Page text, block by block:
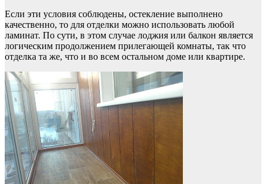
Если эти условия соблюдены, остекление выполнено
качественно, то для отделки можно использовать любой
ламинат. По сути, в этом случае лоджия или балкон является
логическим продолжением прилегающей комнаты, так что
отделка та же, что и во всем остальном доме или квартире.